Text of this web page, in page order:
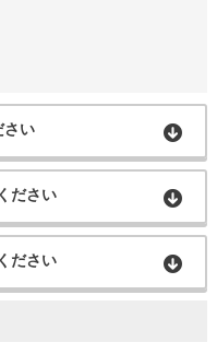
さい
ださい
ださい